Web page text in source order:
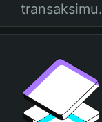
transaksimu.